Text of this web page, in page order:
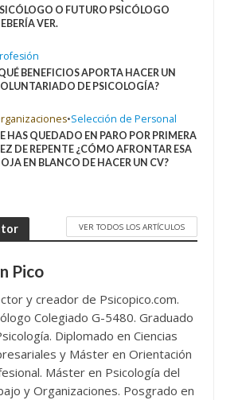
O FUTURO PSICÓLOGO
VER.
BENEFICIOS APORTA HACER UN
DE PSICOLOGÍA?
•Selección de Personal
HAS QUEDADO EN PARO POR PRIMERA
DE REPENTE ¿CÓMO AFRONTAR ESA
EN BLANCO DE HACER UN CV?
VER TODOS LOS ARTÍCULOS
Pico
y creador de Psicopico.com.
Colegiado G-5480. Graduado
Diplomado en Ciencias
y Máster en Orientación
Máster en Psicología del
y Organizaciones. Posgrado en